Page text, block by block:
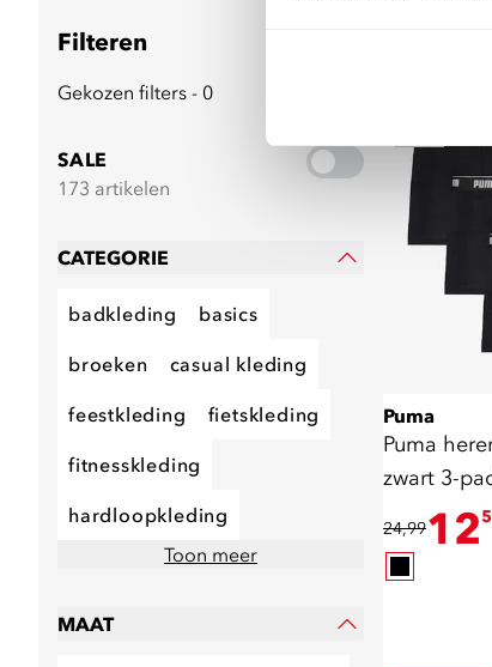
Filteren
Gekozen filters - 0
SALE
173 artikelen
CATEGORIE
badkleding basics
broeken casual kleding
feestkleding fietskleding
fitnesskleding
hardloopkleding
Toon meer
MAAT
Puma
Puma
zwart 3-
24,9912